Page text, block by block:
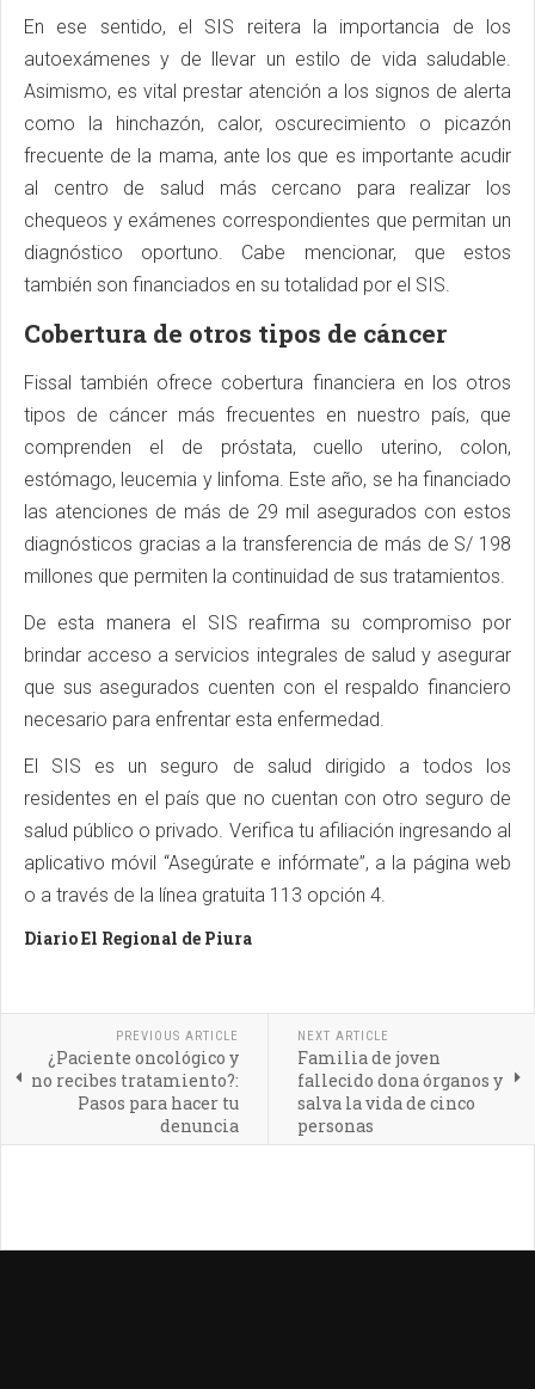
En ese sentido, el SIS reitera la importancia de los
autoexámenes y de llevar un estilo de vida saludable.
Asimismo, es vital prestar atención a los signos de alerta
como la hinchazón, calor, oscurecimiento o picazón
frecuente de la mama, ante los que es importante acudir
al centro de salud más cercano para realizar los
chequeos y exámenes correspondientes que permitan un
diagnóstico oportuno. Cabe mencionar, que estos
también son financiados en su totalidad por el SIS.
Cobertura de otros tipos de cáncer
Fissal también ofrece cobertura financiera en los otros
tipos de cáncer más frecuentes en nuestro país, que
comprenden el de próstata, cuello uterino, colon,
estómago, leucemia y linfoma. Este año, se ha financiado
las atenciones de más de 29 mil asegurados con estos
diagnósticos gracias a la transferencia de más de S/ 198
millones que permiten la continuidad de sus tratamientos.
De esta manera el SIS reafirma su compromiso por
brindar acceso a servicios integrales de salud y asegurar
que sus asegurados cuenten con el respaldo financiero
necesario para enfrentar esta enfermedad.
El SIS es un seguro de salud dirigido a todos los
residentes en el país que no cuentan con otro seguro de
salud público o privado. Verifica tu afiliación ingresando al
aplicativo móvil “Asegúrate e infórmate”, a la página web
o a través de la línea gratuita 113 opción 4.
Diario El Regional de Piura
PREVIOUS ARTICLE
¿Paciente oncológico y
no recibes tratamiento?:
Pasos para hacer tu
denuncia
NEXT ARTICLE
Familia de joven
fallecido dona órganos y
salva la vida de cinco
personas